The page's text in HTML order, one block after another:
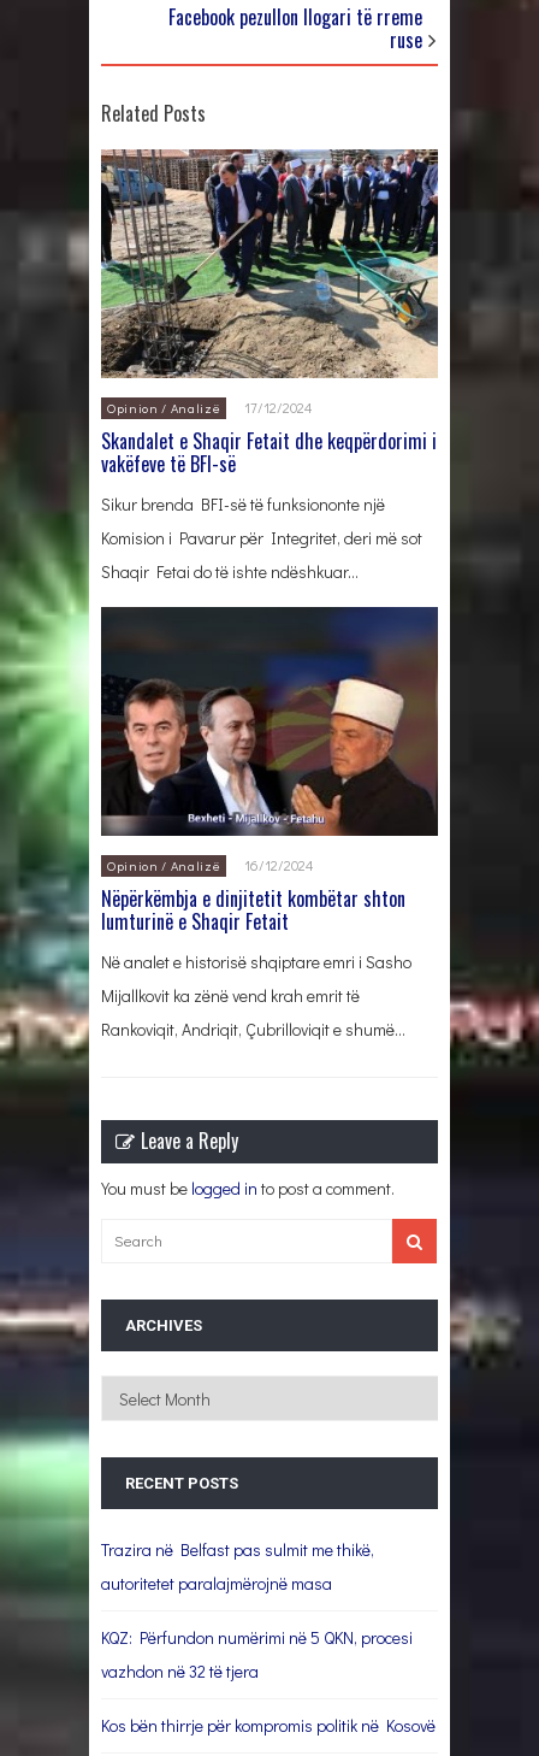
Facebook pezullon llogari të rreme
ruse
Related Posts
Opinion / Analizë 17/12/2024
Skandalet e Shaqir Fetait dhe keqpërdorimi i
vakëfeve të BFI-së
Sikur brenda BFI-së të funksiononte një
Komision i Pavarur për Integritet, deri më sot
Shaqir Fetai do të ishte ndëshkuar…
Opinion / Analizë 16/12/2024
Nëpërkëmbja e dinjitetit kombëtar shton
lumturinë e Shaqir Fetait
Në analet e historisë shqiptare emri i Sasho
Mijallkovit ka zënë vend krah emrit të
Rankoviqit, Andriqit, Çubrilloviqit e shumë…
Leave a Reply
You must be logged in to post a comment.
ARCHIVES
Archives
RECENT POSTS
Trazira në Belfast pas sulmit me thikë,
autoritetet paralajmërojnë masa
KQZ: Përfundon numërimi në 5 QKN, procesi
vazhdon në 32 të tjera
Kos bën thirrje për kompromis politik në Kosovë